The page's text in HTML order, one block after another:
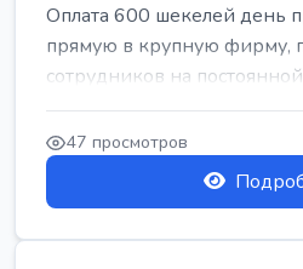
Оплата 600 шекелей день
прямую в крупную фирму,
сотрудников на постоянной
47 просмотров